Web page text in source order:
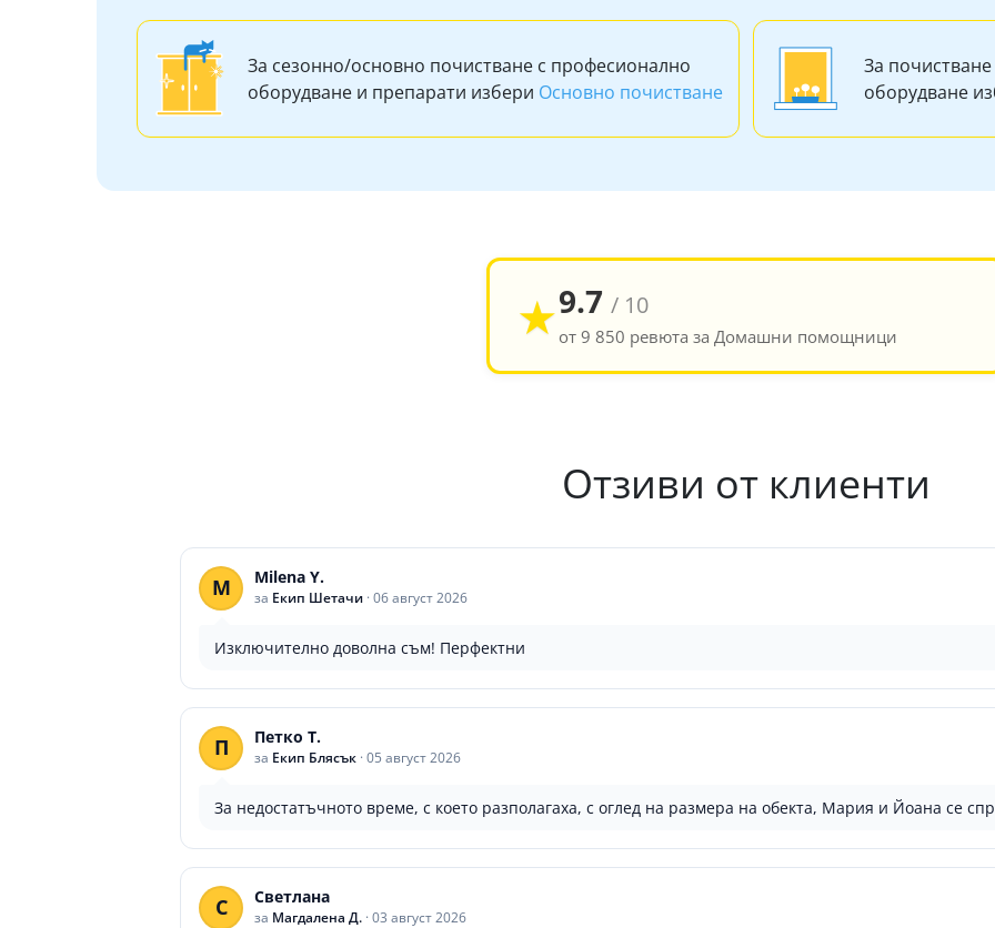
За сезонно/основно почистване с професионално
оборудване и препарати избери Основно почистване
За
оборудване
★9.7 / 10
от 9 850 ревюта за Домашни помощници
Отзиви от клиенти
M Milena Y.
за Екип Шетачи ·06 август 2026
Изключително доволна съм! Перфектни
П Петко Т.
за Екип Блясък ·05 август 2026
За недостатъчното време, с което разполагаха, с оглед на размера на обекта, Мария и Йоана се
С Светлана
за Магдалена Д. ·03 август 2026